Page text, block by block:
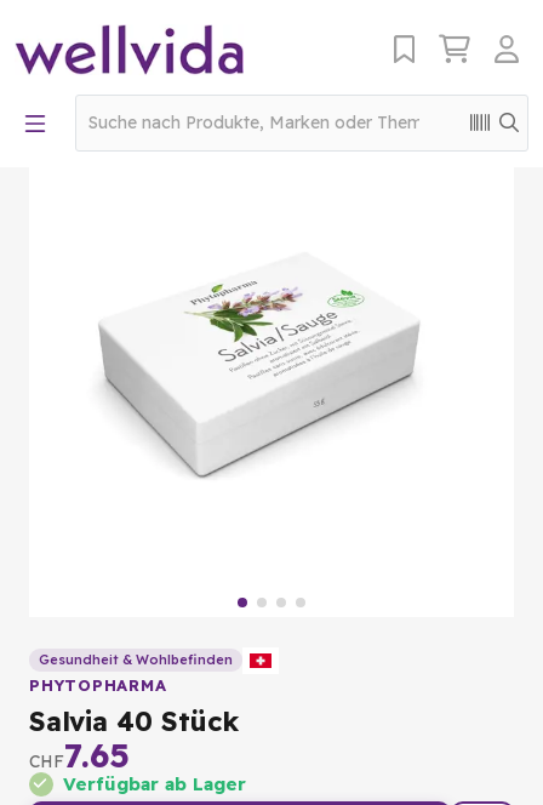
Gesundheit & Wohlbefinden
PHYTOPHARMA
Salvia 40 Stück
CHF7.65
Verfügbar ab Lager